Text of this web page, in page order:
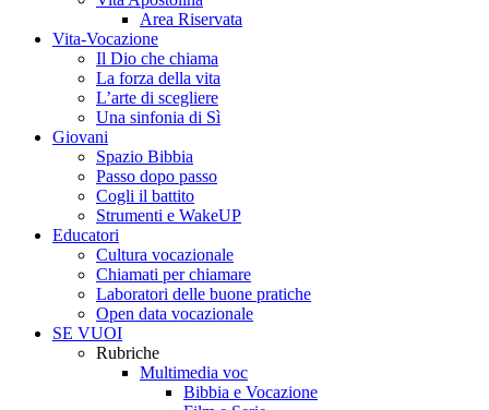
Area Riservata
Vita-Vocazione
Il Dio che chiama
La forza della vita
L’arte di scegliere
Una sinfonia di Sì
Giovani
Spazio Bibbia
Passo dopo passo
Cogli il battito
Strumenti e WakeUP
Educatori
Cultura vocazionale
Chiamati per chiamare
Laboratori delle buone pratiche
Open data vocazionale
SE VUOI
Rubriche
Multimedia voc
Bibbia e Vocazione